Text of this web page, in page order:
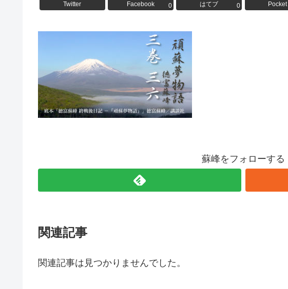
Twitter Facebook 0 はてブ 0 Pocket
蘇峰をフォローする
関連記事
関連記事は見つかりませんでした。